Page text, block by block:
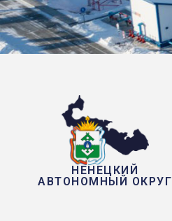
НЕНЕЦКИЙ
АВТОНОМНЫЙ ОКРУГ